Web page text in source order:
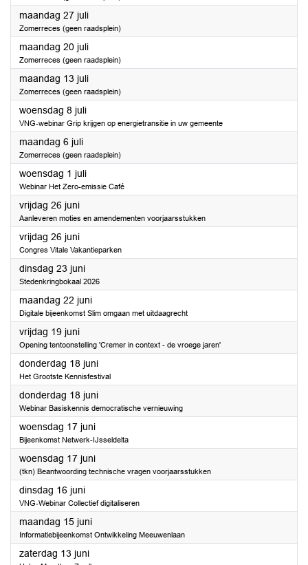
maandag 27 juli2026
Zomerreces (geen raadsplein)
maandag 20 juli2026
Zomerreces (geen raadsplein)
maandag 13 juli2026
Zomerreces (geen raadsplein)
woensdag 8 juli2026
VNG-webinar Grip krijgen op energietransitie in uw gemeente
maandag 6 juli2026
Zomerreces (geen raadsplein)
woensdag 1 juli2026
Webinar Het Zero-emissie Café
vrijdag 26 juni2026
Aanleveren moties en amendementen voorjaarsstukken
vrijdag 26 juni2026
Congres Vitale Vakantieparken
dinsdag 23 juni2026
Stedenkringbokaal 2026
maandag 22 juni2026
Digitale bijeenkomst Slim omgaan met uitdaagrecht
vrijdag 19 juni2026
Opening tentoonstelling 'Cremer in context - de vroege jaren'
donderdag 18 juni2026
Het Grootste Kennisfestival
donderdag 18 juni2026
Webinar Basiskennis democratische vernieuwing
woensdag 17 juni2026
Bijeenkomst Netwerk-IJsseldelta
woensdag 17 juni2026
(tkn) Beantwoording technische vragen voorjaarsstukken
dinsdag 16 juni2026
VNG-Webinar Collectief digitaliseren
maandag 15 juni2026
Informatiebijeenkomst Ontwikkeling Meeuwenlaan
zaterdag 13 juni2026